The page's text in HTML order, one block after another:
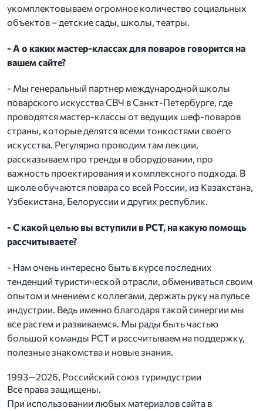
укомплектовываем огромное количество социальных
объектов – детские сады, школы, театры.
- А о каких мастер-классах для поваров говорится на
вашем сайте?
- Мы генеральный партнер международной школы
поварского искусства СВЧ в Санкт-Петербурге, где
проводятся мастер-классы от ведущих шеф-поваров
страны, которые делятся всеми тонкостями своего
искусства. Регулярно проводим там лекции,
рассказываем про тренды в оборудовании, про
важность проектирования и комплексного подхода. В
школе обучаются повара со всей России, из Казахстана,
Узбекистана, Белоруссии и других республик.
- С какой целью вы вступили в РСТ, на какую помощь
рассчитываете?
- Нам очень интересно быть в курсе последних
тенденций туристической отрасли, обмениваться своим
опытом и мнением с коллегами, держать руку на пульсе
индустрии. Ведь именно благодаря такой синергии мы
все растем и развиваемся. Мы рады быть частью
большой команды РСТ и рассчитываем на поддержку,
полезные знакомства и новые знания.
1993—2026, Российский союз туриндустрии
Все права защищены.
При использовании любых материалов сайта в